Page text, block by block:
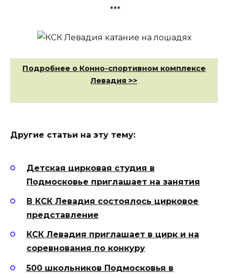
***
Подробнее о Конно-спортивном комплексе
Левадия >>
Другие статьи на эту тему:
Детская цирковая студия в
Подмосковье приглашает на занятия
В КСК Левадия состоялось цирковое
представление
КСК Левадия приглашает в цирк и на
соревнования по конкуру
500 школьников Подмосковья в